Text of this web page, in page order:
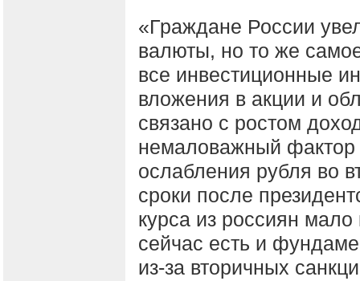
«Граждане России
валюты, но то же
все инвестиционные
вложения в акции и
связано с ростом
немаловажный фактор
ослабления рубля во
сроки после
курса из россиян
сейчас есть и
из-за вторичных